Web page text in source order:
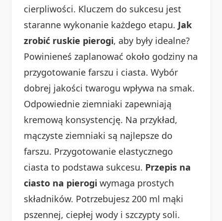
cierpliwości. Kluczem do sukcesu jest
staranne wykonanie każdego etapu. Jak
zrobić ruskie pierogi, aby były idealne?
Powinieneś zaplanować około godziny na
przygotowanie farszu i ciasta. Wybór
dobrej jakości twarogu wpływa na smak.
Odpowiednie ziemniaki zapewniają
kremową konsystencję. Na przykład,
mączyste ziemniaki są najlepsze do
farszu. Przygotowanie elastycznego
ciasta to podstawa sukcesu. Przepis na
ciasto na pierogi wymaga prostych
składników. Potrzebujesz 200 ml mąki
pszennej, ciepłej wody i szczypty soli.